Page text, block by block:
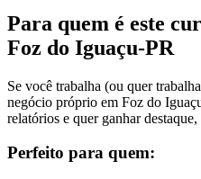
Para quem é este
Foz do Iguaçu-PR
Se você trabalha (ou quer
negócio próprio em Foz do
relatórios e quer ganhar
Perfeito para quem: